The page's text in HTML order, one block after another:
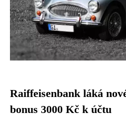
Raiffeisenbank láká
bonus 3000 Kč k účtu